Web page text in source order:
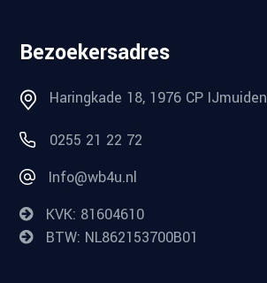
Bezoekersadres
Haringkade 18, 1976 CP IJmuiden
0255 21 22 72
Info@wb4u.nl
KVK: 81604610
BTW: NL862153700B01